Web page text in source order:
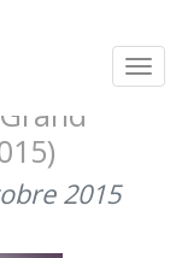
un
CReBAT,
2015